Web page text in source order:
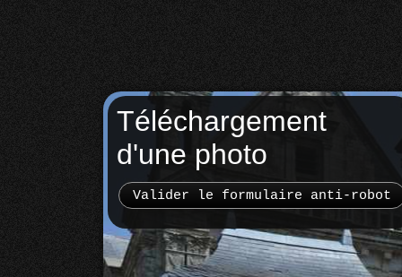
Téléchargement
d'une photo